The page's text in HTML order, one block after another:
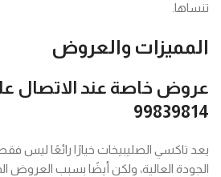
تنساها.
المميزات والعروض
عروض خاصة عند الاتصال
99839814
يعد تاكسي الصليبيخات خيارًا رائعًا ليس
الجودة العالية، ولكن أيضًا بسبب العروض